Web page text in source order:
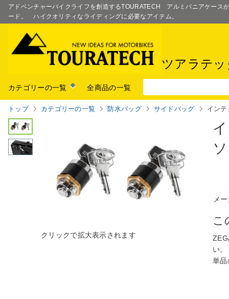
アドベンチャーバイクライフを創造するTOURATECH アルミパニアケース
ード。 ハイクオリティなライディングに必要なアイテム。
ツアラテ
カテゴリーの一覧 全商品の一覧
トップ カテゴリーの一覧 防水バッグ サイドバッグ イン
メ
こ
い。
単品